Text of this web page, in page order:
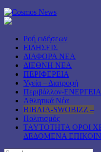
Ροή ειδήσεων
ΕΙΔΗΣΕΙΣ
ΔΙΑΦΟΡΑ ΝΕΑ
ΔΙΕΘΝΗ ΝΕΑ
ΠΕΡΙΦΕΡΕΙΑ
Υγεία – Διατροφή
Περιβάλλον-ΕΝΕΡΓΕΙΑ
Αθλητικά Νέα
ΒΙΒΛΙΑ-SWOBIZZ –
Πολιτισμός
TAYTOTHTA ΟΡΟΙ
ΔΕΔΟΜΕΝΑ